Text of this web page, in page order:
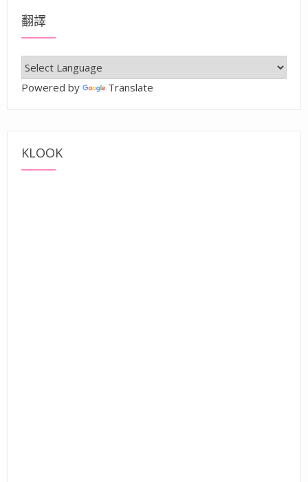
翻譯
Powered by Translate
KLOOK